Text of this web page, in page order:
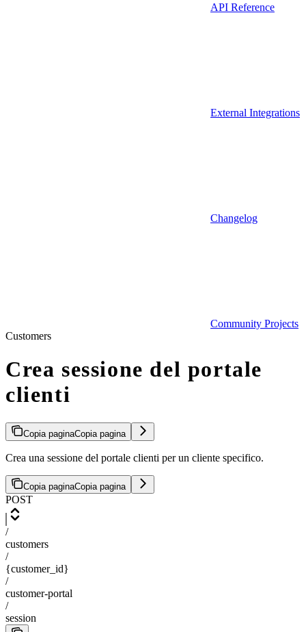
API Reference
External Integrations
Changelog
Community Projects
Customers
Crea sessione del portale
clienti
Copia paginaCopia pagina
Crea una sessione del portale clienti per un cliente specifico.
Copia paginaCopia pagina
POST
/
customers
/
{customer_id}
/
customer-portal
/
session